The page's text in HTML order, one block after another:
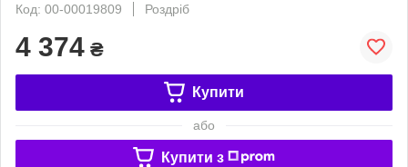
Код: 00-00019809
Роздріб
4 374 ₴
Купити
або
Купити з